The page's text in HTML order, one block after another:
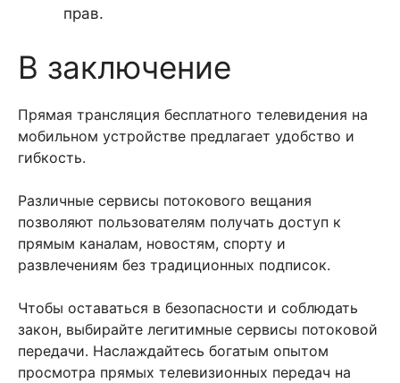
прав.
В заключение
Прямая трансляция бесплатного телевидения на
мобильном устройстве предлагает удобство и
гибкость.
Различные сервисы потокового вещания
позволяют пользователям получать доступ к
прямым каналам, новостям, спорту и
развлечениям без традиционных подписок.
Чтобы оставаться в безопасности и соблюдать
закон, выбирайте легитимные сервисы потоковой
передачи. Наслаждайтесь богатым опытом
просмотра прямых телевизионных передач на